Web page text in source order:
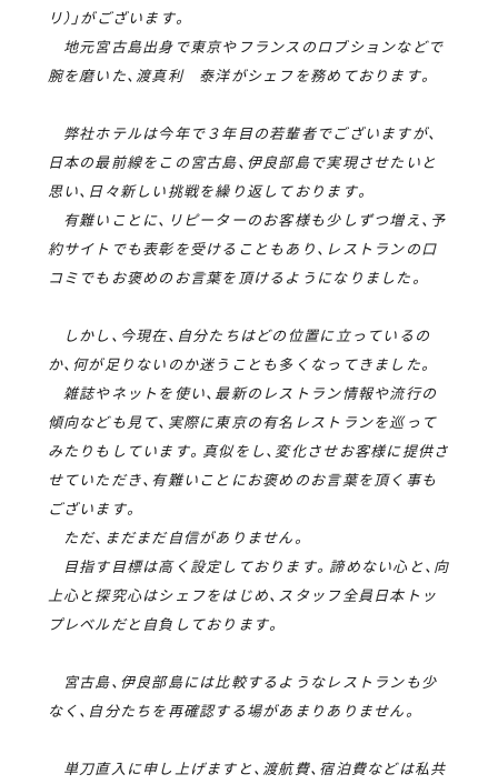
リ）」がございます。
地元宮古島出身で東京やフランスのロブションなどで
腕を磨いた、渡真利 泰洋がシェフを務めております。
弊社ホテルは今年で３年目の若輩者でございますが、
日本の最前線をこの宮古島、伊良部島で実現させたいと
思い、日々新しい挑戦を繰り返しております。
有難いことに、リピーターのお客様も少しずつ増え、予
約サイトでも表彰を受けることもあり、レストランの口
コミでもお褒めのお言葉を頂けるようになりました。
しかし、今現在、自分たちはどの位置に立っているの
か、何が足りないのか迷うことも多くなってきました。
雑誌やネットを使い、最新のレストラン情報や流行の
傾向なども見て、実際に東京の有名レストランを巡って
みたりもしています。真似をし、変化させお客様に提供さ
せていただき、有難いことにお褒めのお言葉を頂く事も
ございます。
ただ、まだまだ自信がありません。
目指す目標は高く設定しております。諦めない心と、向
上心と探究心はシェフをはじめ、スタッフ全員日本トッ
プレベルだと自負しております。
宮古島、伊良部島には比較するようなレストランも少
なく、自分たちを再確認する場があまりありません。
単刀直入に申し上げますと、渡航費、宿泊費などは私共